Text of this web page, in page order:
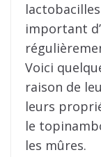
important
Voici
raison de
leurs
le
les mûres.